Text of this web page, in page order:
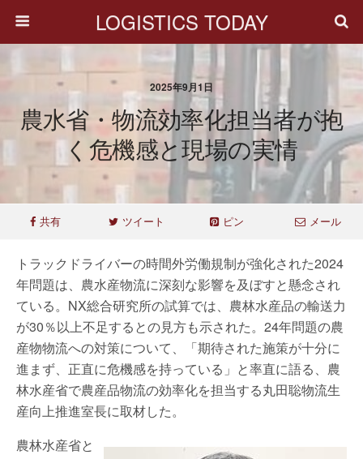
LOGISTICS TODAY
2025年9月1日
農水省・物流効率化担当者が抱
く危機感と現場の実情
共有 ツイート ピン メール
トラックドライバーの時間外労働規制が強化された2024
年問題は、農水産物流に深刻な影響を及ぼすと懸念され
ている。NX総合研究所の試算では、農林水産品の輸送力
が30％以上不足するとの見方も示された。24年問題の農
産物物流への対策について、「期待された施策が十分に
進まず、正直に危機感を持っている」と率直に語る、農
林水産省で農産品物流の効率化を担当する丸田聡物流生
産向上推進室長に取材した。
農林水産省と